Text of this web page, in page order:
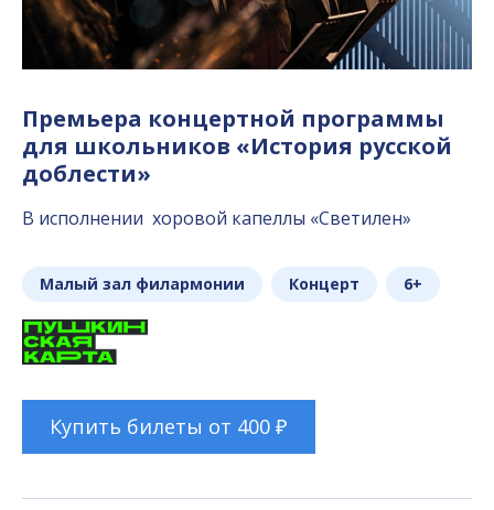
Премьера концертной программы
для школьников «История русской
доблести»
В исполнении хоровой капеллы «Светилен»
Малый зал филармонии Концерт 6+
Купить билеты от 400 ₽